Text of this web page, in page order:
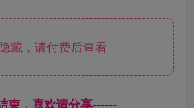
藏，请付费后查看
束，喜欢请分享------